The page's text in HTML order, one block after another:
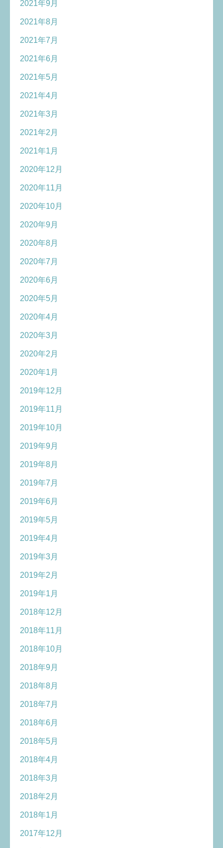
2021年9月
2021年8月
2021年7月
2021年6月
2021年5月
2021年4月
2021年3月
2021年2月
2021年1月
2020年12月
2020年11月
2020年10月
2020年9月
2020年8月
2020年7月
2020年6月
2020年5月
2020年4月
2020年3月
2020年2月
2020年1月
2019年12月
2019年11月
2019年10月
2019年9月
2019年8月
2019年7月
2019年6月
2019年5月
2019年4月
2019年3月
2019年2月
2019年1月
2018年12月
2018年11月
2018年10月
2018年9月
2018年8月
2018年7月
2018年6月
2018年5月
2018年4月
2018年3月
2018年2月
2018年1月
2017年12月